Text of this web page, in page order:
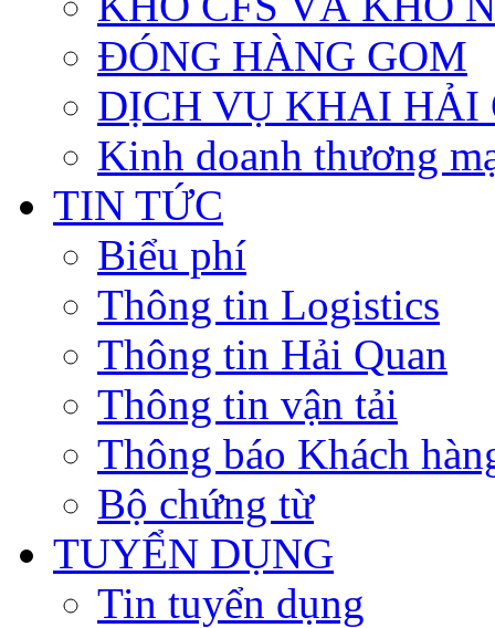
ĐÓNG HÀNG GOM
DỊCH VỤ KHAI HẢI
Kinh doanh thương
TIN TỨC
Biểu phí
Thông tin Logistics
Thông tin Hải Quan
Thông tin vận tải
Thông báo Khách
Bộ chứng từ
TUYỂN DỤNG
Tin tuyển dụng